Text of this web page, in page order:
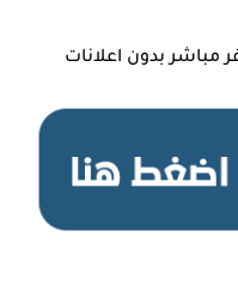
مباشر بدون اعلانات